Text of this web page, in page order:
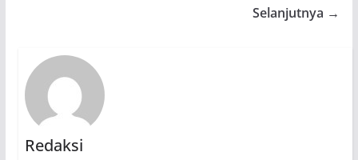
Selanjutnya →
Redaksi